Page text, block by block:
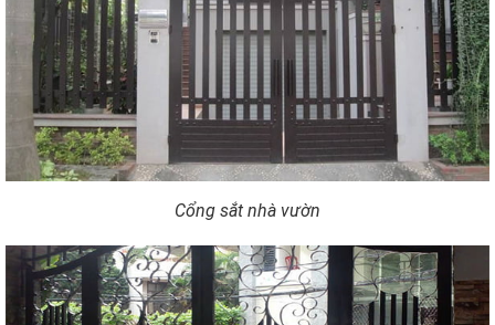
Cổng sắt nhà vườn